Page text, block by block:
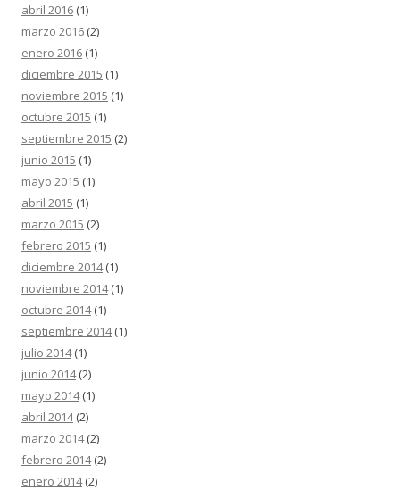
abril 2016 (1)
marzo 2016 (2)
enero 2016 (1)
diciembre 2015 (1)
noviembre 2015 (1)
octubre 2015 (1)
septiembre 2015 (2)
junio 2015 (1)
mayo 2015 (1)
abril 2015 (1)
marzo 2015 (2)
febrero 2015 (1)
diciembre 2014(1)
noviembre 2014(1)
octubre 2014(1)
septiembre 2014(1)
julio 2014(1)
junio 2014(2)
mayo 2014(1)
abril 2014(2)
marzo 2014(2)
febrero 2014(2)
enero 2014(2)